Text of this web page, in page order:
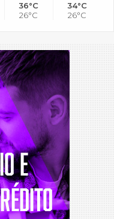
36°C
26°C
34°C
26°C